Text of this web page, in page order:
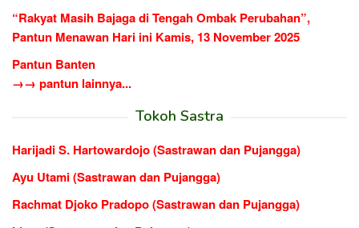
“Rakyat Masih Bajaga di Tengah Ombak Perubahan”,
Pantun Menawan Hari ini Kamis, 13 November 2025
Pantun Banten
→→ pantun lainnya...
Tokoh Sastra
Harijadi S. Hartowardojo (Sastrawan dan Pujangga)
Ayu Utami (Sastrawan dan Pujangga)
Rachmat Djoko Pradopo (Sastrawan dan Pujangga)